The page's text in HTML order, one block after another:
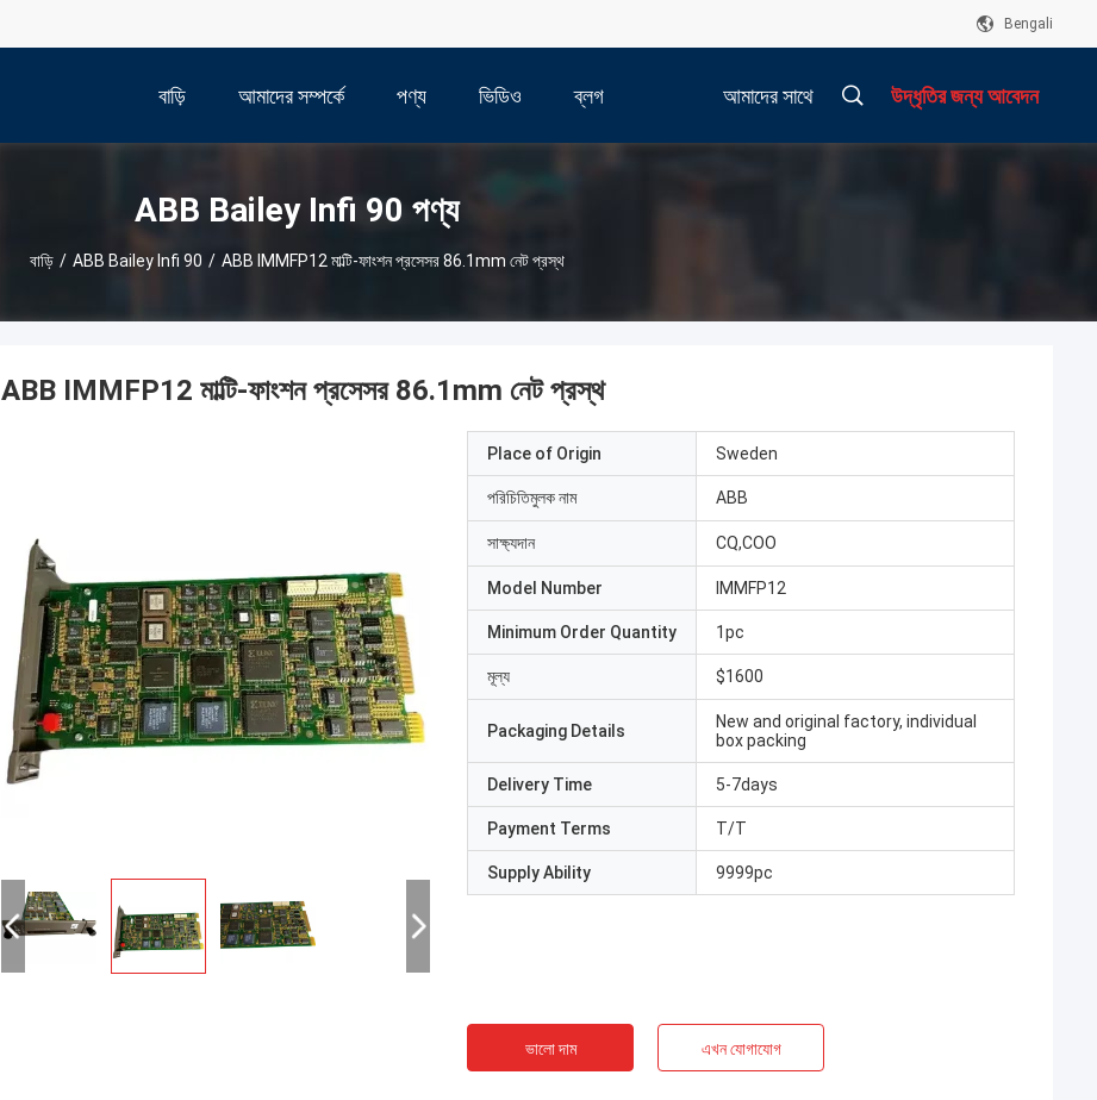
Bengali
বাড়ি আমাদের সম্পর্কে পণ্য ভিডিও ব্লগ আমাদের সাথে উদ্ধৃতির জন্য আবেদন
ABB Bailey Infi 90 পণ্য
বাড়ি / ABB Bailey Infi 90 / ABB IMMFP12 মাল্টি-ফাংশন প্রসেসর 86.1mm নেট প্রস্থ
ABB IMMFP12 মাল্টি-ফাংশন প্রসেসর 86.1mm নেট প্রস্থ
Place of Origin Sweden
পরিচিতিমুলক নাম ABB
সাক্ষ্যদান CQ,COO
Model Number IMMFP12
Minimum Order Quantity 1pc
মূল্য $1600
Packaging Details
New and original factory, individual
box packing
Delivery Time 5-7days
Payment Terms T/T
Supply Ability 9999pc
ভালো দাম এখন যোগাযোগ